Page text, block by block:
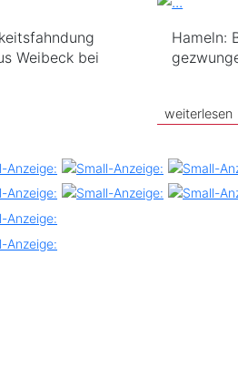
Weibeck bei
Hameln:
weiterlesen